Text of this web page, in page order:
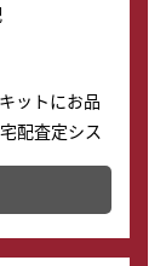
ットにお品
配査定シス
可能で